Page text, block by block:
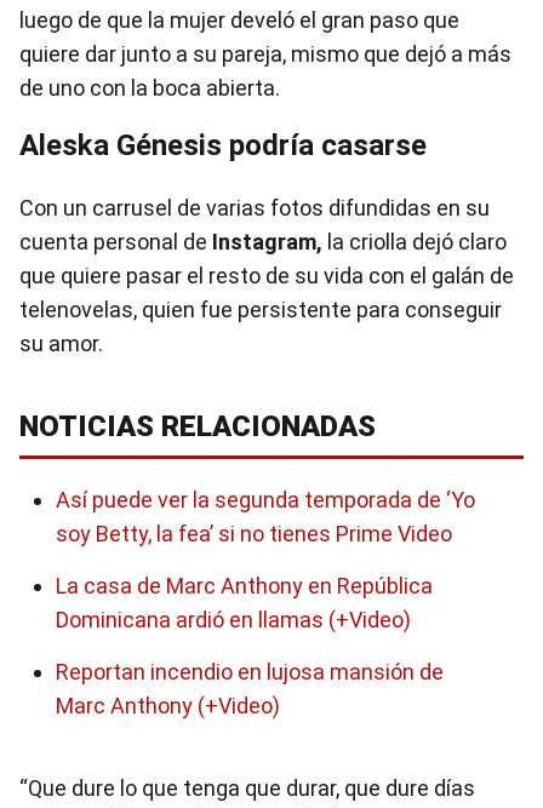
luego de que la mujer develó el gran paso que
quiere dar junto a su pareja, mismo que dejó a más
de uno con la boca abierta.
Aleska Génesis podría casarse
Con un carrusel de varias fotos difundidas en su
cuenta personal de Instagram, la criolla dejó claro
que quiere pasar el resto de su vida con el galán de
telenovelas, quien fue persistente para conseguir
su amor.
NOTICIAS RELACIONADAS
Así puede ver la segunda temporada de ‘Yo
soy Betty, la fea’ si no tienes Prime Video
La casa de Marc Anthony en República
Dominicana ardió en llamas (+Video)
Reportan incendio en lujosa mansión de
Marc Anthony (+Video)
“Que dure lo que tenga que durar, que dure días